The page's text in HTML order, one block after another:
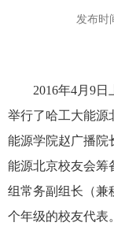
发布时
2016年4月9
举行了哈工大能源
能源学院赵广播院
能源北京校友会筹
组常务副组长（兼
个年级的校友代表。